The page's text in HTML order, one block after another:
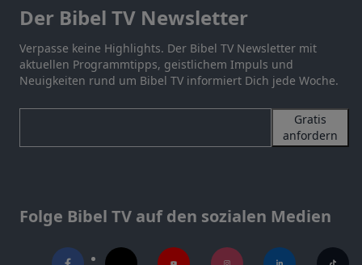
Der Bibel TV Newsletter
Verpasse keine Highlights. Der Bibel TV Newsletter mit
aktuellen Programmtipps, geistlichem Impuls und
Neuigkeiten rund um Bibel TV informiert Dich jede Woche.
Gratis
anfordern
Folge Bibel TV auf den sozialen Medien